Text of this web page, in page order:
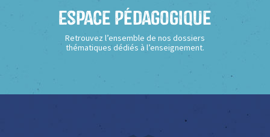
Espace Pédagogique
Retrouvez l’ensemble de nos dossiers
thématiques dédiés à l’enseignement.